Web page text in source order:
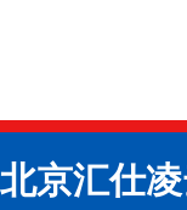
北京汇仕